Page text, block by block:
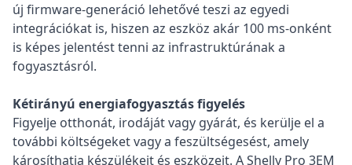
új firmware-generáció lehetővé teszi az egyedi
integrációkat is, hiszen az eszköz akár 100 ms-onként
is képes jelentést tenni az infrastruktúrának a
fogyasztásról.
Kétirányú energiafogyasztás figyelés
Figyelje otthonát, irodáját vagy gyárát, és kerülje el a
további költségeket vagy a feszültségesést, amely
károsíthatja készülékeit és eszközeit. A Shelly Pro 3EM